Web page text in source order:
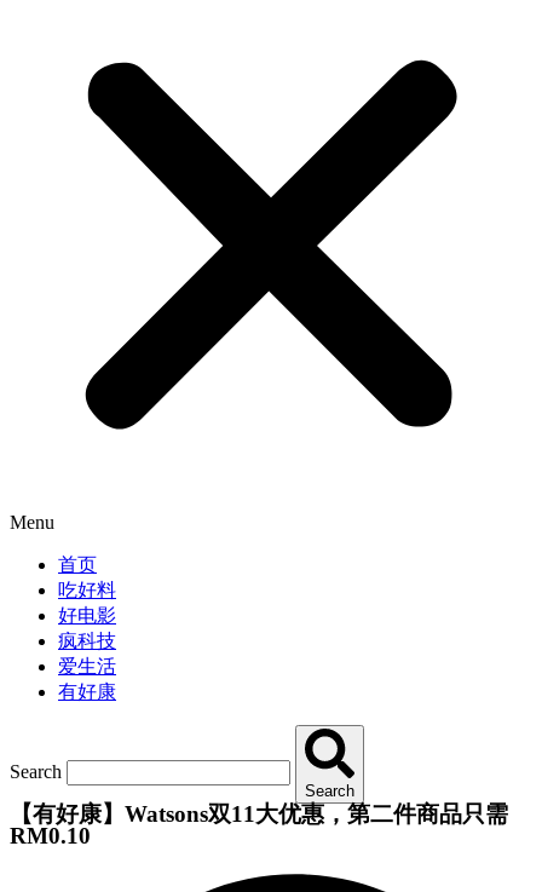
Menu
首页
吃好料
好电影
疯科技
爱生活
有好康
Search
Search
【有好康】Watsons双11大优惠，第二件商品只需
RM0.10